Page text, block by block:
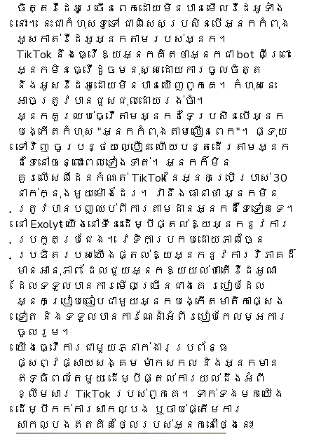
ចិត្ត​វីដេអូ​ច្រើន​ពេក​ដោយ​មិន​បាន​មើល​វីដេអូ​ទាំង​
នោះ។ នេះ​ជា​កំហុស​ទូទៅ ជា​ពិសេស​ប្រសិន​បើ​អ្នក​កំពុង​
អូស​កាត់​វីដេអូ​អ្នក​តាម​របស់​អ្នក។
TikTok នឹងធ្វើឱ្យអ្នកគិតថាអ្នកជា bot ពីព្រោះ
អ្នកមិនធ្វើដូចមនុស្សដោយការចូលចិត្ត
និងអូសវីដេអូដោយមិនបានឃើញពួកគេ។ កំហុសនេះ
អាចត្រូវបានជួសជុលដោយរង់ចាំ។
អ្នក​គួរ​ឈប់​ធ្វើ​តាម​អ្នក​ដទៃ​ប្រសិន​បើ​អ្នក​
បង្កើត​កំហុស "អ្នក​កំពុង​តាម​លឿន​ពេក"។ ផ្ទុយ
ទៅវិញ ចូរបន្ថយល្បឿន ហើយបន្តដើរតាមអ្នក
ដទៃនៅចន្លោះពេលទៀងទាត់។ អ្នកក៏មិន
គួរលើសពីដែនកំណត់ TikTok នៃអ្នកប្រើប្រាស់ 30
នាក់ក្នុងមួយម៉ោងដែរ។ វានឹងធានាថា អ្នកមិន
ត្រូវបានបញ្ឈប់ពីការតាមដានអ្នកដ៏ទៃទៀតទេ។
នៅ Exolyt យើងនៅទីនេះដើម្បីផ្តល់ឱ្យអ្នកនូវការ
ប្រកួតប្រជែង។ វេទិកាប្រកបដោយភាពច្នៃ
ប្រឌិតរបស់យើងផ្តល់ឱ្យអ្នកនូវការវិភាគដ៏
មានអានុភាព ដែលជួយអ្នកឱ្យយល់ថាតើវីដេអូណា
ដែលទទួលបានការមើលច្រើនជាងគេ របៀបដែល
អ្នកប្រៀបធៀបជាមួយអ្នកបង្កើតមាតិកាផ្សេង
ទៀត និងទទួលបានការណែនាំអំពីរបៀបកែលម្អការ
ចូលរួម។
យើងធ្វើការជាមួយភ្នាក់ងារប្រព័ន្ធ
ផ្សព្វផ្សាយសង្គម ម៉ាកសកល និងអ្នកមាន
ឥទ្ធិពលតែមួយ ដើម្បីផ្តល់ការយល់ដឹងអំពី
ខ្លឹមសារ TikTok របស់ពួកគេ។ ទាក់ទងមកយើង
ដើម្បីកក់ការសាកល្បង ឬចាប់ផ្តើមការ
សាកល្បងឥតគិតថ្លៃរបស់អ្នកនៅថ្ងៃនេះ!